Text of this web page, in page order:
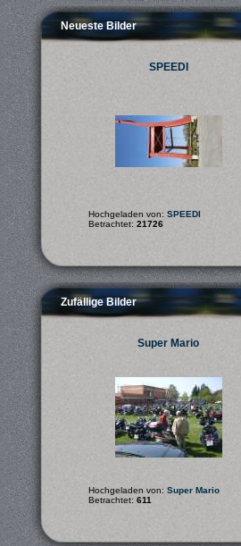
Neueste Bilder
SPEEDI
Hochgeladen von: SPEEDI
Betrachtet: 21726
Zufällige Bilder
Super Mario
Hochgeladen von: Super Mario
Betrachtet: 611